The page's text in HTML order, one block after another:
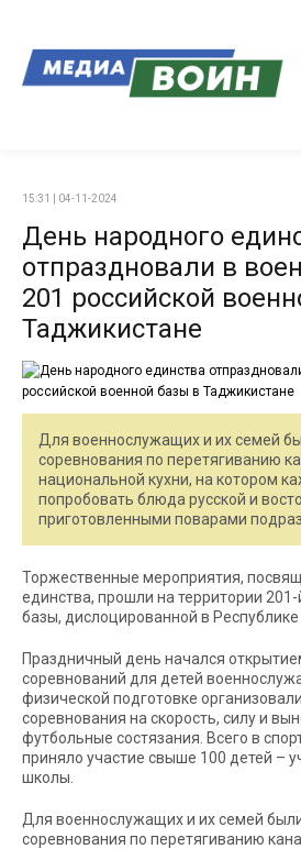
15:31 | 04-11-2024
День народного
отпраздновали в
201 российской
Таджикистане
Для военнослужащих и их семей
соревнования по перетягиванию
национальной кухни, на котором
попробовать блюда русской и
приготовленными поварами
Торжественные мероприятия,
единства, прошли на территории
базы, дислоцированной в Республике
Праздничный день начался
соревнований для детей
физической подготовке
соревнования на скорость, силу и
футбольные состязания. Всего в
приняло участие свыше 100 детей –
школы.
Для военнослужащих и их семей
соревнования по перетягиванию